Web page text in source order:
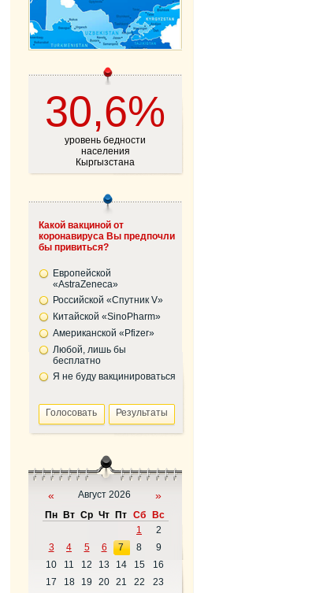
30,6%
уровень бедности
населения
Кыргызстана
Какой вакциной от
коронавируса Вы предпочли
бы привиться?
Европейской
«AstraZeneca»
Российской «Спутник V»
Китайской «SinoPharm»
Американской «Pfizer»
Любой, лишь бы
бесплатно
Я не буду вакцинироваться
« Август 2026 »
Пн Вт Ср Чт Пт Сб
Вс
1
2
3
4 5 6 7 8
9
10
11 12 13 14 15
16
17
18 19 20 21 22
23